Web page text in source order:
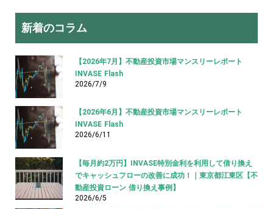
新着のコラム
【2026年7月】不動産投資市場マンスリーレポート
INVASE Flash
2026/7/9
【2026年6月】不動産投資市場マンスリーレポート
INVASE Flash
2026/6/11
【毎月約2万円】INVASE特別金利を利用して借り換え
でキャッシュフローの改善に成功！｜東京都江東区【不
動産投資ローン 借り換え事例】
2026/6/5